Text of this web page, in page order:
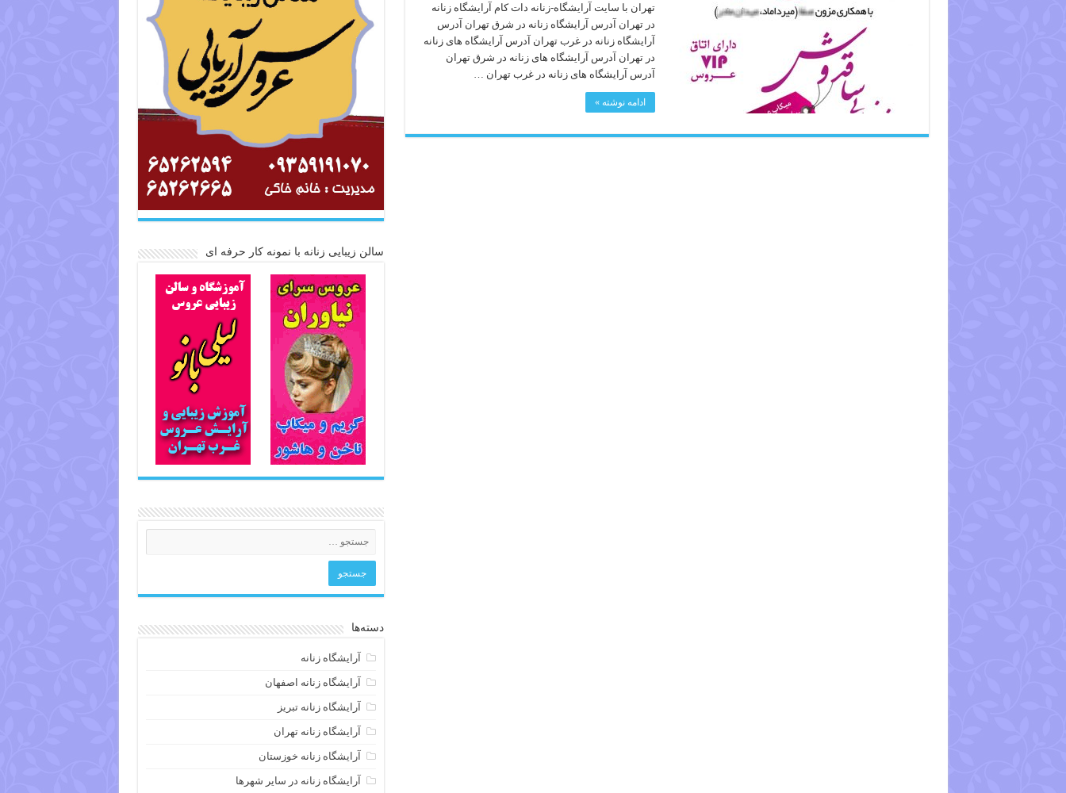
تهران با سایت آرایشگاه-زنانه دات کام آرایشگاه زنانه
در تهران آدرس آرایشگاه زنانه در شرق تهران آدرس
آرایشگاه زنانه در غرب تهران آدرس آرایشگاه های زنانه
در تهران آدرس آرایشگاه های زنانه در شرق تهران
آدرس آرایشگاه های زنانه در غرب تهران …
ادامه نوشته »
سالن زیبایی زنانه با نمونه کار حرفه ای
دسته‌ها
آرایشگاه زنانه
آرایشگاه زنانه اصفهان
آرایشگاه زنانه تبریز
آرایشگاه زنانه تهران
آرایشگاه زنانه خوزستان
آرایشگاه زنانه در سایر شهرها